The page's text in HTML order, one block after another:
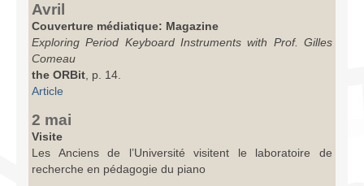
Avril
Couverture médiatique: Magazine
Exploring Period Keyboard Instruments with Prof. Gilles
Comeau
the ORBit, p. 14.
Article
2 mai
Visite
Les Anciens de l’Université visitent le laboratoire de
recherche en pédagogie du piano